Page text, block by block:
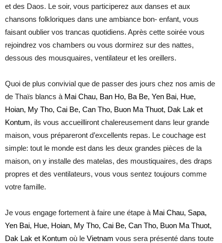
et des Daos. Le soir, vous participerez aux danses et aux
chansons folkloriques dans une ambiance bon- enfant, vous
faisant oublier vos trancas quotidiens. Après cette soirée vous
rejoindrez vos chambers ou vous dormirez sur des nattes,
dessous des mousquaires, ventilateur et les oreillers.
Quoi de plus convivial que de passer des jours chez nos amis de
de Thaïs blancs à Mai Chau, Ban Ho, Ba Be, Yen Bai, Hue,
Hoian, My Tho, Cai Be, Can Tho, Buon Ma Thuot, Dak Lak et
Kontum, ils vous accueilliront chalereusement dans leur grande
maison, vous prépareront d’excellents repas. Le couchage est
simple: tout le monde est dans les deux grandes pièces de la
maison, on y installe des matelas, des moustiquaires, des draps
propres et des ventilateurs, vous vous sentez toujours comme
votre famille.
Je vous engage fortement à faire une étape à Mai Chau, Sapa,
Yen Bai, Hue, Hoian, My Tho, Cai Be, Can Tho, Buon Ma Thuot,
Dak Lak et Kontum où le Vietnam vous sera présenté dans toute